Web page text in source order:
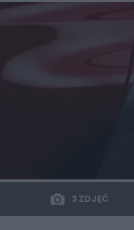
3 ZDJĘĆ